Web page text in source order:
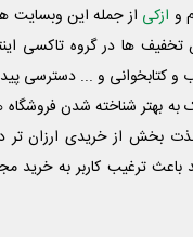
و ازکی از جمله این وبسایت
ها در گروه تاکسی
کتابخوانی و ... دسترسی
به بهتر شناخته شدن
بخش از خریدی ارزان
ترغیب کاربر به